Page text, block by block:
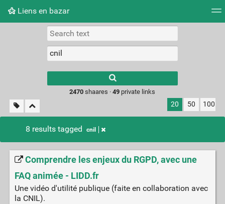
Liens en bazar
Picture wall
2470 shaares ·49 private links
20 50 100
8 results tagged cnil
Comprendre les enjeux du RGPD, avec une
FAQ animée - LIDD.fr
Une vidéo d'utilité publique (faite en collaboration avec
la CNIL).